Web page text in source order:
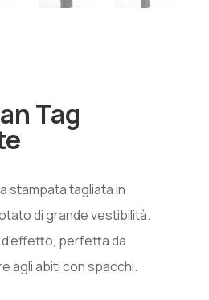
Tag
stampata tagliata in
di grande vestibilità.
perfetta da
agli abiti con spacchi.